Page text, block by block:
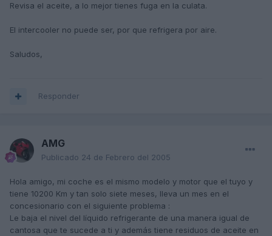
Revisa el aceite, a lo mejor tienes fuga en la culata.
El intercooler no puede ser, por que refrigera por aire.
Saludos,
Responder
AMG
Publicado 24 de Febrero del 2005
Hola amigo, mi coche es el mismo modelo y motor que el tuyo y
tiene 10200 Km y tan solo siete meses, lleva un mes en el
concesionario con el siguiente problema :
Le baja el nivel del líquido refrigerante de una manera igual de
cantosa que te sucede a ti y además tiene residuos de aceite en